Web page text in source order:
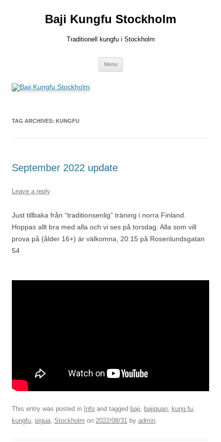
Baji Kungfu Stockholm
Traditionell kungfu i Stockholm
Menu
TAG ARCHIVES: KUNGFU
September 2022 update
Leave a reply
Just tillbaka från “traditionsenlig” träning i norra Finland.
Hoppas allt bra med alla och vi ses på torsdag. Alla som vill
prova på (ålder 16+) är välkomna, 20:15 på Rosenlundsgatan
54
This entry was posted in Info and tagged baji, bajiquan, kung fu,
kungfu, pigua, Stockholm on 2022/08/31 by admin.